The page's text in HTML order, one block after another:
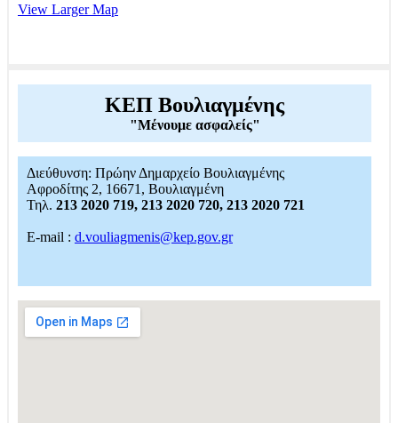
View Larger Map
ΚΕΠ Βουλιαγμένης
"Μένουμε ασφαλείς"
Διεύθυνση: Πρώην Δημαρχείο Βουλιαγμένης
Αφροδίτης 2, 16671, Βουλιαγμένη
Τηλ. 213 2020 719, 213 2020 720, 213 2020 721
E-mail : d.vouliagmenis@kep.gov.gr